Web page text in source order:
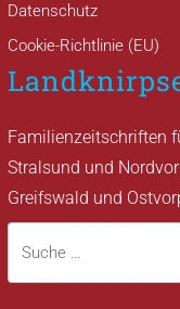
Datenschutz
Cookie-Richtlinie (EU)
Familienzeitschriften
Stralsund und
Greifswald und
Suche